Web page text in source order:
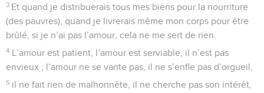
3 Et quand je distribuerais tous mes biens pour la nourriture
(des pauvres), quand je livrerais même mon corps pour être
brûlé, si je n’ai pas l’amour, cela ne me sert de rien.
4 L’amour est patient, l’amour est serviable, il n’est pas
envieux ; l’amour ne se vante pas, il ne s’enfle pas d’orgueil,
5 il ne fait rien de malhonnête, il ne cherche pas son intérêt,